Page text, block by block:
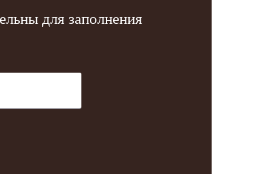
для заполнения